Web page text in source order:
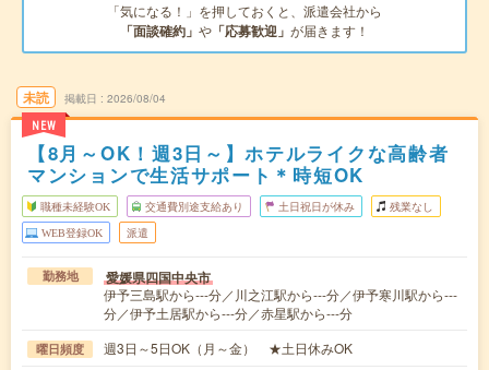
「気になる！」を押しておくと、派遣会社から
「面談確約」 や 「応募歓迎」 が届きます！
未読
NEW
掲載日 2026/08/04
【8月～OK！週3日～】ホテルライクな高齢者
マンションで生活サポート＊時短OK
職種未経験OK 交通費別途支給あり 土日祝日が休み 残業なし
WEB登録OK 派遣
勤務地 愛媛県四国中央市
伊予三島駅から---分／川之江駅から---分／伊予寒川駅から---
分／伊予土居駅から---分／赤星駅から---分
曜日頻度 週3日～5日OK（月～金） ★土日休みOK